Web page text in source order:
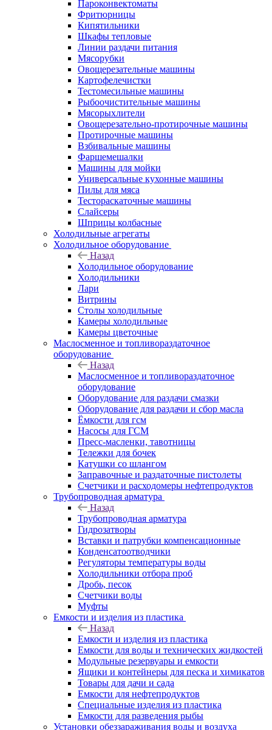
Пароконвектоматы
Фритюрницы
Кипятильники
Шкафы тепловые
Линии раздачи питания
Мясорубки
Овощерезательные машины
Картофелечистки
Тестомесильные машины
Рыбоочистительные машины
Мясорыхлители
Овощерезательно-протирочные машины
Протирочные машины
Взбивальные машины
Фаршемешалки
Машины для мойки
Универсальные кухонные машины
Пилы для мяса
Тестораскаточные машины
Слайсеры
Шприцы колбасные
Холодильные агрегаты
Холодильное оборудование
Назад
Холодильное оборудование
Холодильники
Лари
Витрины
Столы холодильные
Камеры холодильные
Камеры цветочные
Маслосменное и топливораздаточное
оборудование
Назад
Маслосменное и топливораздаточное
оборудование
Оборудование для раздачи смазки
Оборудование для раздачи и сбор масла
Ёмкости для гсм
Насосы для ГСМ
Пресс-масленки, тавотницы
Тележки для бочек
Катушки со шлангом
Заправочные и раздаточные пистолеты
Счетчики и расходомеры нефтепродуктов
Трубопроводная арматура
Назад
Трубопроводная арматура
Гидрозатворы
Вставки и патрубки компенсационные
Конденсатоотводчики
Регуляторы температуры воды
Холодильники отбора проб
Дробь, песок
Счетчики воды
Муфты
Емкости и изделия из пластика
Назад
Емкости и изделия из пластика
Емкости для воды и технических жидкостей
Модульные резервуары и емкости
Ящики и контейнеры для песка и химикатов
Товары для дачи и сада
Емкости для нефтепродуктов
Специальные изделия из пластика
Емкости для разведения рыбы
Установки обеззараживания воды и воздуха